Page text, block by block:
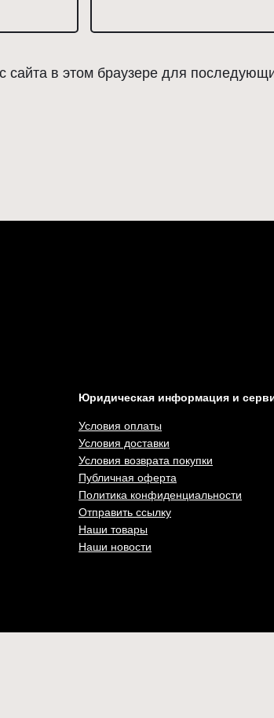
в этом браузере для
Юридическая информация и
Условия оплаты
Условия доставки
Условия возврата покупки
Публичная оферта
Политика конфиденциальности
Отправить ссылку
Наши товары
Наши новости